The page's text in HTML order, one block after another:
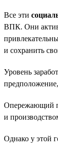
Все эти
ВПК. Они
и сохранить
Уровень
Опережающий
и
Однако у этой